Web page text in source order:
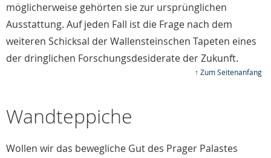
möglicherweise gehörten sie zur ursprünglichen
Ausstattung. Auf jeden Fall ist die Frage nach dem
weiteren Schicksal der Wallensteinschen Tapeten eines
der dringlichen Forschungsdesiderate der Zukunft.
↑ Zum Seitenanfang
Wandteppiche
Wollen wir das bewegliche Gut des Prager Palastes